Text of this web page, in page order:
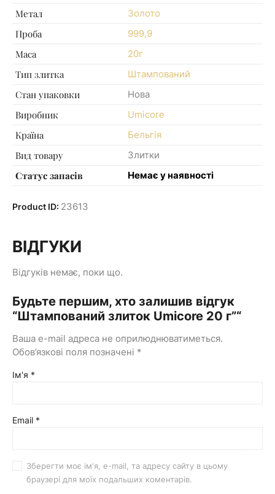
Метал Золото
Проба 999,9
Маса 20г
Тип злитка Штампований
Стан упаковки Нова
Виробник Umicore
Країна Бельгія
Вид товару Злитки
Статус запасів Немає у наявності
Product ID: 23613
ВІДГУКИ
Відгуків немає, поки що.
Будьте першим, хто залишив відгук
“Штампований злиток Umicore 20 г”“
Ваша e-mail адреса не оприлюднюватиметься.
Обов’язкові поля позначені *
Ім'я *
Email *
Зберегти моє ім'я, e-mail, та адресу сайту в цьому
браузері для моїх подальших коментарів.